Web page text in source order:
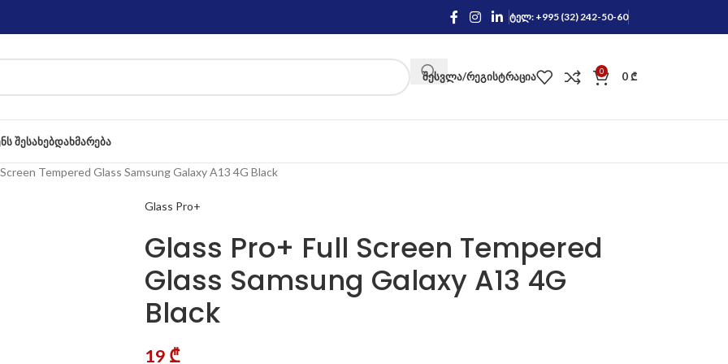
ტელ: +995 (32) 242-50-60
ᲨᲔᲡᲕᲚᲐ/ᲠᲔᲒᲘᲡᲢᲠᲐᲪᲘᲐ 0 0₾
ᲨᲔᲡᲐᲮᲔᲑᲓᲐᲮᲛᲐᲠᲔᲑᲐ
Tempered Glass Samsung Galaxy A13 4G Black
Glass Pro+
Glass Pro+ Full Screen Tempered
Glass Samsung Galaxy A13 4G
Black
19 ₾